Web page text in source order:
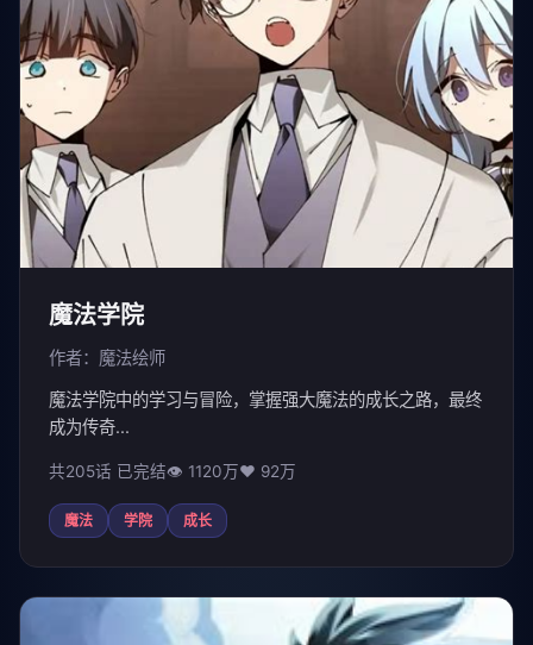
魔法学院
作者：魔法绘师
魔法学院中的学习与冒险，掌握强大魔法的成长之路，最终
成为传奇...
共205话 已完结👁 1120万❤️ 92万
魔法 学院 成长